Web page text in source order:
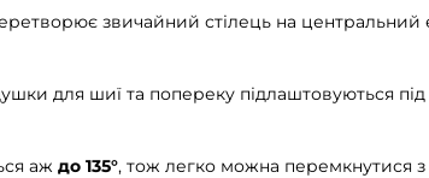
звичайний стілець на центральний
для шиї та попереку підлаштовуються
аж до 135°, тож легко можна перемкнутися з